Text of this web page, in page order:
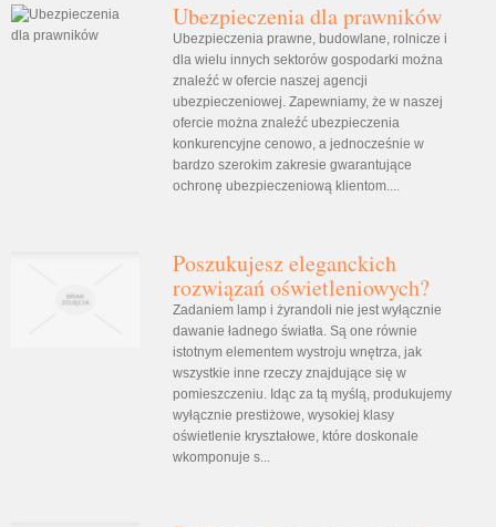
Ubezpieczenia dla prawników
Ubezpieczenia prawne, budowlane, rolnicze i
dla wielu innych sektorów gospodarki można
znaleźć w ofercie naszej agencji
ubezpieczeniowej. Zapewniamy, że w naszej
ofercie można znaleźć ubezpieczenia
konkurencyjne cenowo, a jednocześnie w
bardzo szerokim zakresie gwarantujące
ochronę ubezpieczeniową klientom....
Poszukujesz eleganckich
rozwiązań oświetleniowych?
Zadaniem lamp i żyrandoli nie jest wyłącznie
dawanie ładnego światła. Są one równie
istotnym elementem wystroju wnętrza, jak
wszystkie inne rzeczy znajdujące się w
pomieszczeniu. Idąc za tą myślą, produkujemy
wyłącznie prestiżowe, wysokiej klasy
oświetlenie kryształowe, które doskonale
wkomponuje s...